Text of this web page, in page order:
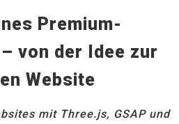
Premium-
von der Idee zur
Website
mit Three.js, GSAP und